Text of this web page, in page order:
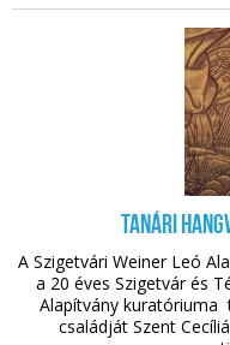
Tanári
A Szigetvári Weiner Leó
a 20 éves Szigetvár és
Alapítvány kuratóriuma
családját Szent